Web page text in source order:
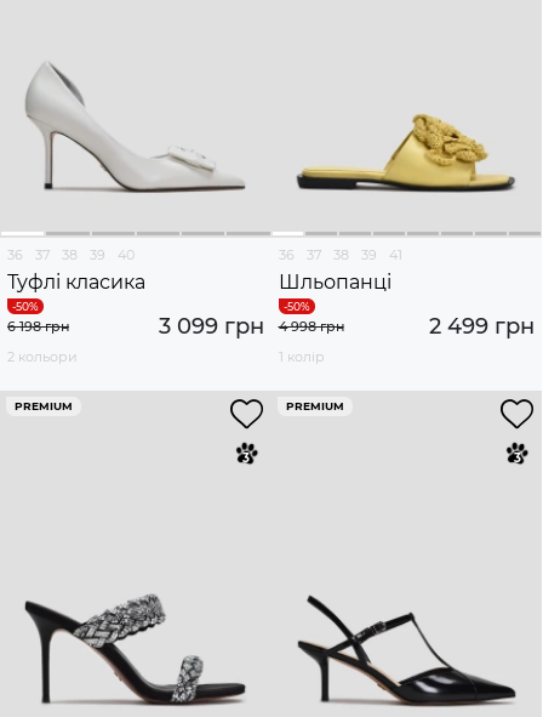
36 37 38 39 40
Туфлі класика
3 099 грн
6 198 грн
2 кольори
36 37 38 39 41
Шльопанці
2 499 грн
4 998 грн
1 колір
PREMIUM PREMIUM